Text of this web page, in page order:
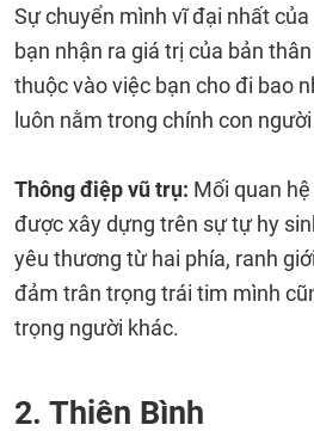
Sự chuyển mình vĩ đại nhất
bạn nhận ra giá trị của bản
thuộc vào việc bạn cho đi bao
luôn nằm trong chính con
Thông điệp vũ trụ: Mối quan
được xây dựng trên sự tự hy
yêu thương từ hai phía, ranh
đảm trân trọng trái tim mình
trọng người khác.
2. Thiên Bình